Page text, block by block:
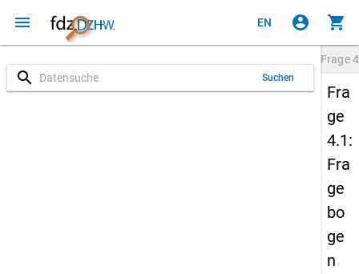
menu EN account_circle shopping_cart
search Suchen
Frage
Fra
ge
4.1:
Fra
ge
bo
ge
n